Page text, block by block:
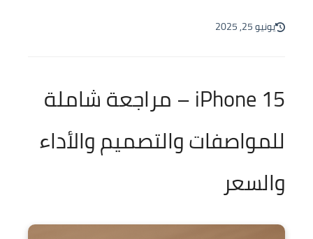
يونيو 25, 2025
iPhone 15 – مراجعة شاملة
للمواصفات والتصميم والأداء
والسعر